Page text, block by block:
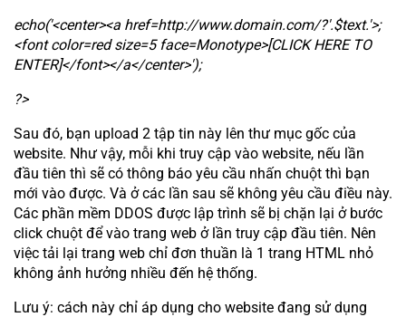
echo('<center><a href=http://www.domain.com/?'.$text.'>;
<font color=red size=5 face=Monotype>[CLICK HERE TO
ENTER]</font></a</center>');
?>
Sau đó, bạn upload 2 tập tin này lên thư mục gốc của
website. Như vậy, mỗi khi truy cập vào website, nếu lần
đầu tiên thì sẽ có thông báo yêu cầu nhấn chuột thì bạn
mới vào được. Và ở các lần sau sẽ không yêu cầu điều này.
Các phần mềm DDOS được lập trình sẽ bị chặn lại ở bước
click chuột để vào trang web ở lần truy cập đầu tiên. Nên
việc tải lại trang web chỉ đơn thuần là 1 trang HTML nhỏ
không ảnh hưởng nhiều đến hệ thống.
Lưu ý: cách này chỉ áp dụng cho website đang sử dụng